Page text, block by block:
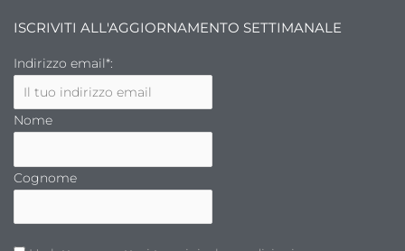
ISCRIVITI ALL'AGGIORNAMENTO SETTIMANALE
Indirizzo email*:
Nome
Cognome